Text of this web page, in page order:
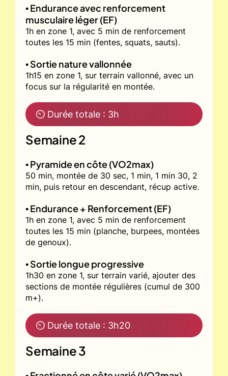
▪️ Endurance avec renforcement
musculaire léger (EF)
1h en zone 1, avec 5 min de renforcement
toutes les 15 min (fentes, squats, sauts).
▪️ Sortie nature vallonnée
1h15 en zone 1, sur terrain vallonné, avec un
focus sur la régularité en montée.
⏲ Durée totale : 3h
Semaine 2
▪️ Pyramide en côte (VO2max)
50 min, montée de 30 sec, 1 min, 1 min 30, 2
min, puis retour en descendant, récup active.
▪️ Endurance + Renforcement (EF)
1h en zone 1, avec 5 min de renforcement
toutes les 15 min (planche, burpees, montées
de genoux).
▪️ Sortie longue progressive
1h30 en zone 1, sur terrain varié, ajouter des
sections de montée régulières (cumul de 300
m+).
⏲ Durée totale : 3h20
Semaine 3